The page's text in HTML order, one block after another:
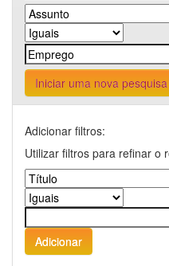
Iniciar uma nova pesquisa
Adicionar filtros:
Utilizar filtros para refinar o